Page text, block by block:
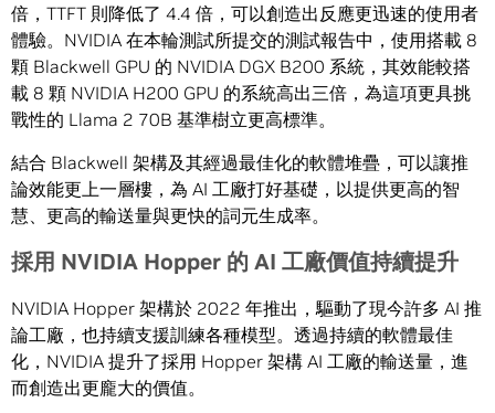
倍，TTFT 則降低了 4.4 倍，可以創造出反應更迅速的使用者
體驗。NVIDIA 在本輪測試所提交的測試報告中，使用搭載 8
顆 Blackwell GPU 的 NVIDIA DGX B200 系統，其效能較搭
載 8 顆 NVIDIA H200 GPU 的系統高出三倍，為這項更具挑
戰性的 Llama 2 70B 基準樹立更高標準。
結合 Blackwell 架構及其經過最佳化的軟體堆疊，可以讓推
論效能更上一層樓，為 AI 工廠打好基礎，以提供更高的智
慧、更高的輸送量與更快的詞元生成率。
採用 NVIDIA Hopper 的 AI 工廠價值持續提升
NVIDIA Hopper 架構於 2022 年推出，驅動了現今許多 AI 推
論工廠，也持續支援訓練各種模型。透過持續的軟體最佳
化，NVIDIA 提升了採用 Hopper 架構 AI 工廠的輸送量，進
而創造出更龐大的價值。